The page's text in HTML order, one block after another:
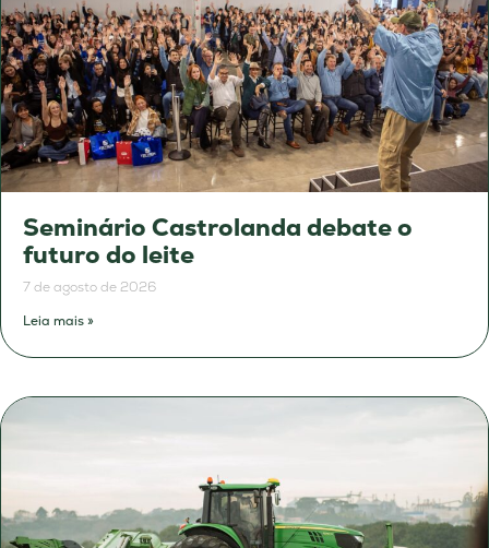
Seminário Castrolanda debate o
futuro do leite
7 de agosto de 2026
Leia mais »